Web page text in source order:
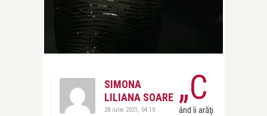
SIMONA
LILIANA SOARE
28 iulie 2021, 04:10
„C
ând îi arăţi